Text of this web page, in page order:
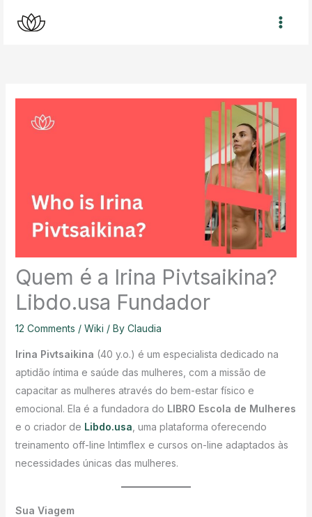
Quem é a Irina Pivtsaikina?
Libdo.usa Fundador
12 Comments / Wiki / By Claudia
Irina Pivtsaikina (40 y.o.) é um especialista dedicado na
aptidão íntima e saúde das mulheres, com a missão de
capacitar as mulheres através do bem-estar físico e
emocional. Ela é a fundadora do LIBRO Escola de Mulheres
e o criador de Libdo.usa , uma plataforma oferecendo
treinamento off-line Intimflex e cursos on-line adaptados às
necessidades únicas das mulheres.
Sua Viagem